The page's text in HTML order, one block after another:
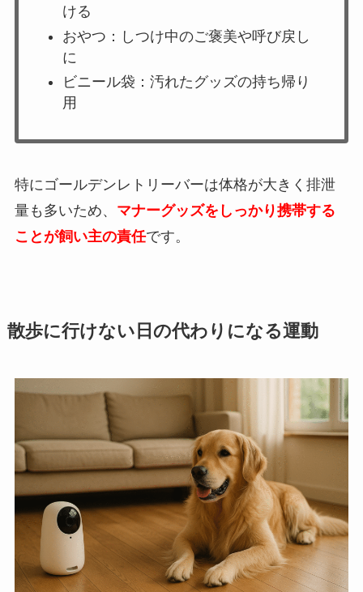
ける
おやつ：しつけ中のご褒美や呼び戻し
に
ビニール袋：汚れたグッズの持ち帰り
用
特にゴールデンレトリーバーは体格が大きく排泄
量も多いため、 マナーグッズをしっかり携帯する
ことが飼い主の責任です。
散歩に行けない日の代わりになる運動